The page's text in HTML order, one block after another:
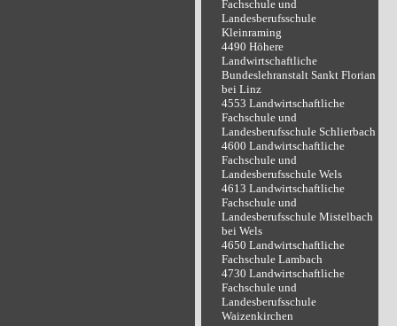
Fachschule und
Landesberufsschule
Kleinraming
4490 Höhere
Landwirtschaftliche
Bundeslehranstalt Sankt Florian
bei Linz
4553 Landwirtschaftliche
Fachschule und
Landesberufsschule Schlierbach
4600 Landwirtschaftliche
Fachschule und
Landesberufsschule Wels
4613 Landwirtschaftliche
Fachschule und
Landesberufsschule Mistelbach
bei Wels
4650 Landwirtschaftliche
Fachschule Lambach
4730 Landwirtschaftliche
Fachschule und
Landesberufsschule
Waizenkirchen